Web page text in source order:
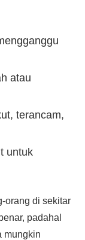
atau
terancam,
untuk
orang di sekitar
padahal
mungkin